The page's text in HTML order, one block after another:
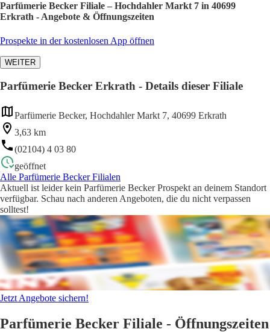
Parfümerie Becker Filiale – Hochdahler Markt 7 in 40699
Erkrath - Angebote & Öffnungszeiten
Prospekte in der kostenlosen App öffnen
WEITER
Parfümerie Becker Erkrath - Details dieser Filiale
Parfümerie Becker, Hochdahler Markt 7, 40699 Erkrath
3,63 km
(02104) 4 03 80
geöffnet
Alle Parfümerie Becker Filialen
Aktuell ist leider kein Parfümerie Becker Prospekt an deinem Standort
verfügbar. Schau nach anderen Angeboten, die du nicht verpassen
solltest!
Jetzt Angebote sichern!
Parfümerie Becker Filiale - Öffnungszeiten